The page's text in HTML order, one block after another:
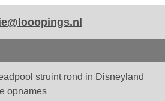
struint rond in Disneyland
opnames